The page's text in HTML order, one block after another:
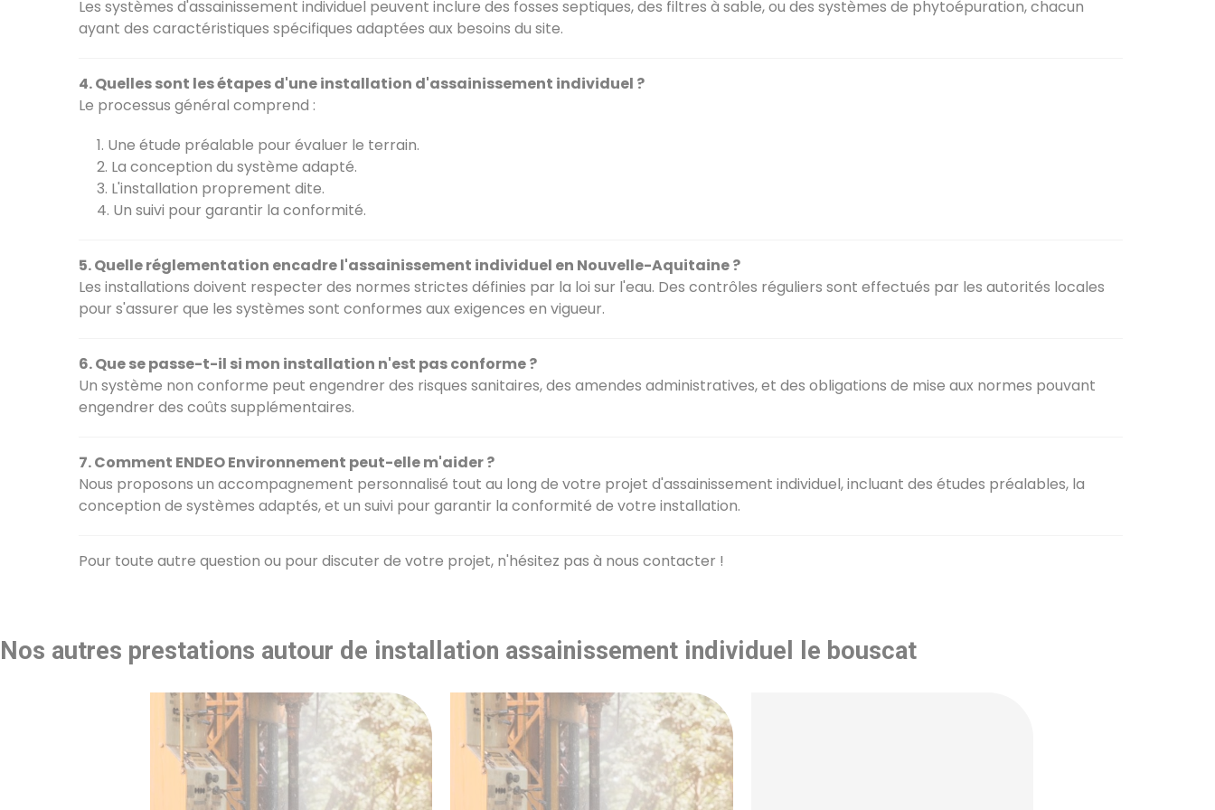
Les systèmes d'assainissement individuel peuvent inclure des fosses septiques, des filtres à sable, ou des systèmes de phytoépuration, chacun
ayant des caractéristiques spécifiques adaptées aux besoins du site.
4. Quelles sont les étapes d'une installation d'assainissement individuel ?
Le processus général comprend :
Une étude préalable pour évaluer le terrain.
La conception du système adapté.
L'installation proprement dite.
Un suivi pour garantir la conformité.
5. Quelle réglementation encadre l'assainissement individuel en Nouvelle-Aquitaine ?
Les installations doivent respecter des normes strictes définies par la loi sur l'eau. Des contrôles réguliers sont effectués par les autorités locales
pour s'assurer que les systèmes sont conformes aux exigences en vigueur.
6. Que se passe-t-il si mon installation n'est pas conforme ?
Un système non conforme peut engendrer des risques sanitaires, des amendes administratives, et des obligations de mise aux normes pouvant
engendrer des coûts supplémentaires.
7. Comment ENDEO Environnement peut-elle m'aider ?
Nous proposons un accompagnement personnalisé tout au long de votre projet d'assainissement individuel, incluant des études préalables, la
conception de systèmes adaptés, et un suivi pour garantir la conformité de votre installation.
Pour toute autre question ou pour discuter de votre projet, n'hésitez pas à nous contacter !
Nos autres prestations autour de installation assainissement individuel le bouscat